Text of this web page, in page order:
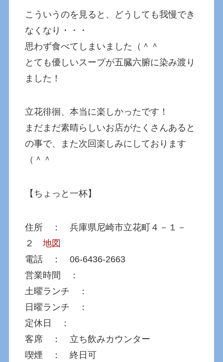
こういうのを見ると、どうしても我慢でき
なくなり・・・
思わず食べてしまいました（＾＾
とても優しいスープが五臓六腑に染み渡り
ました！
立花徘徊、本当に楽しかったです！
まだまだ素晴らしいお店がたくさんあると
の事で、また次回楽しみにしております
（＾＾
【ちょっと一杯】
住所 ： 兵庫県尼崎市立花町４－１－
２地図
電話 ： 06-6436-2663
営業時間 ：
土曜ランチ ：
日曜ランチ ：
定休日 ：
客席 ： 立ち飲みカウンター
喫煙 ： 終日可